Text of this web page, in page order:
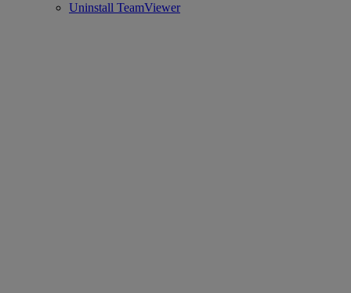
Uninstall TeamViewer